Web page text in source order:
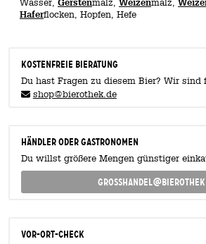
Wasser, Gerstenmalz, Weizenmalz,
Haferflocken, Hopfen, Hefe
KOSTENFREIE BIERATUNG
Du hast Fragen zu diesem Bier? Wir sind
shop@bierothek.de
Händler oder Gastronomen
Du willst größere Mengen günstiger
Vor-Ort-Check